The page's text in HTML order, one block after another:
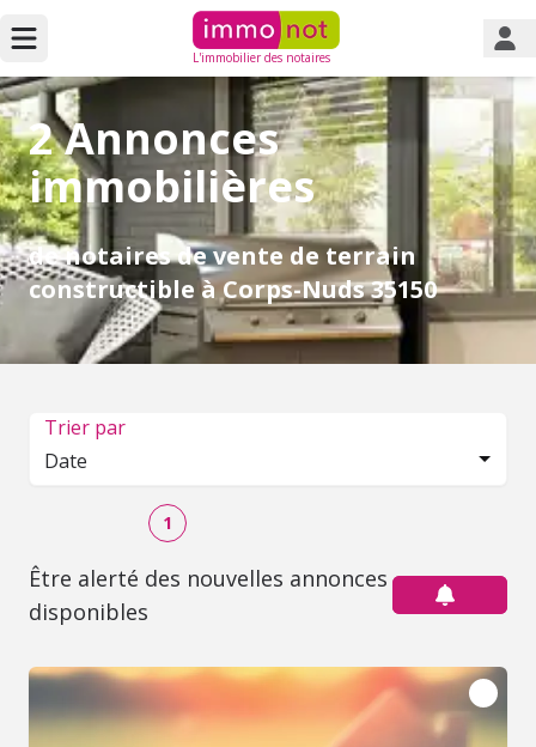
L'immobilier des notaires
2 Annonces
immobilières
de notaires de vente de terrain
constructible à Corps-Nuds 35150
Trier par
Date
1
Être alerté des nouvelles annonces
disponibles